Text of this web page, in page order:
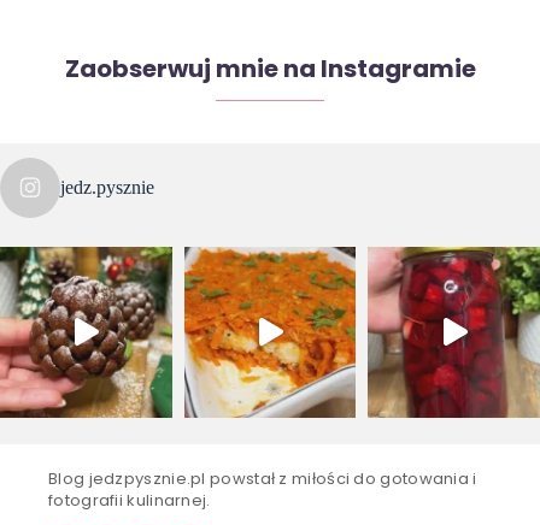
Zaobserwuj mnie na Instagramie
jedz.pysznie
Blog jedzpysznie.pl powstał z miłości do gotowania i
fotografii kulinarnej.